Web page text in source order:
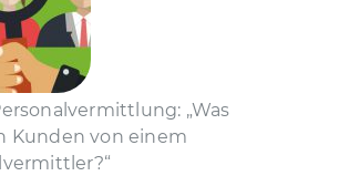
„Was
Kunden von einem